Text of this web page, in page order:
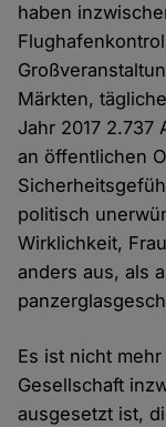
haben
Märkten,
Jahr 2017 2.737
an öffentlichen
politisch
Wirklichkeit,
anders aus, als
Es ist nicht
Gesellschaft
ausgesetzt ist,